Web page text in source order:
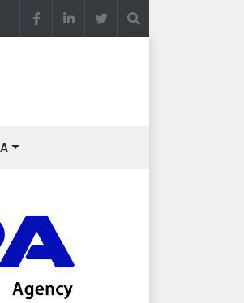
sedmice DRAGAN OSTOJIĆ: Moj karakter je iskovan